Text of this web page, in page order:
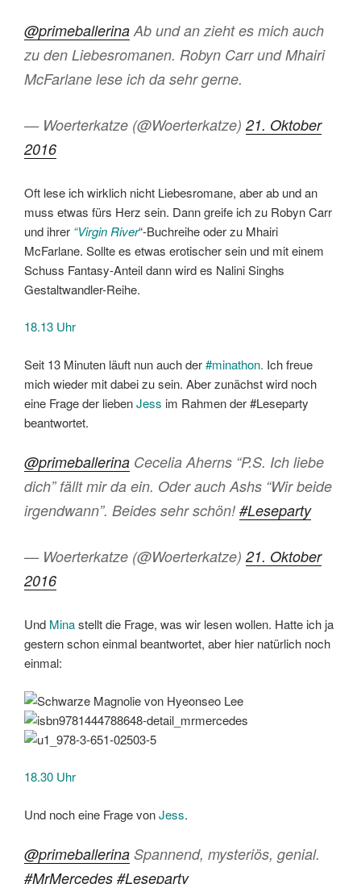
@primeballerina Ab und an zieht es mich auch
zu den Liebesromanen. Robyn Carr und Mhairi
McFarlane lese ich da sehr gerne.
— Woerterkatze (@Woerterkatze) 21. Oktober
2016
Oft lese ich wirklich nicht Liebesromane, aber ab und an
muss etwas fürs Herz sein. Dann greife ich zu Robyn Carr
und ihrer “Virgin River“-Buchreihe oder zu Mhairi
McFarlane. Sollte es etwas erotischer sein und mit einem
Schuss Fantasy-Anteil dann wird es Nalini Singhs
Gestaltwandler-Reihe.
18.13 Uhr
Seit 13 Minuten läuft nun auch der#minathon. Ich freue
mich wieder mit dabei zu sein. Aber zunächst wird noch
eine Frage der liebenJess im Rahmen der #Leseparty
beantwortet.
@primeballerina Cecelia Aherns “P.S. Ich liebe
dich” fällt mir da ein. Oder auch Ashs “Wir beide
irgendwann”. Beides sehr schön! #Leseparty
— Woerterkatze (@Woerterkatze)21. Oktober
2016
Und Minastellt die Frage, was wir lesen wollen. Hatte ich ja
gestern schon einmal beantwortet, aber hier natürlich noch
einmal:
18.30 Uhr
Und noch eine Frage vonJess.
@primeballerina Spannend, mysteriös, genial.
#MrMercedes #Leseparty